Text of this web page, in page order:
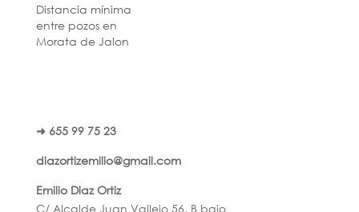
Distancia mínima
entre pozos en
Morata de Jalon
➜ 655 99 75 23
diazortizemilio@gmail.com
Emilio Diaz Ortiz
C/ Alcalde Juan Vallejo 56, B bajo